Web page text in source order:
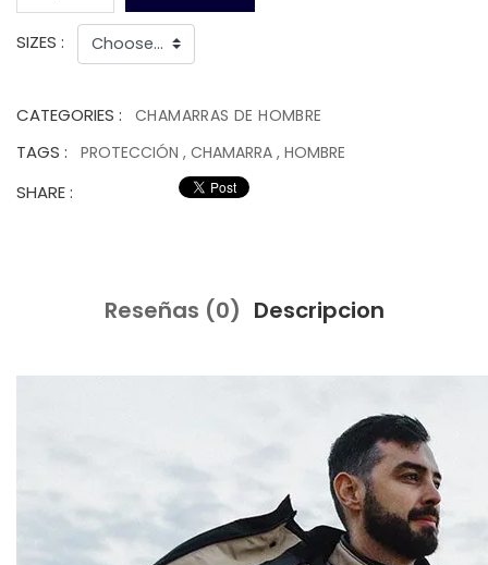
SIZES :
CATEGORIES : CHAMARRAS DE HOMBRE
TAGS : PROTECCIÓN , CHAMARRA , HOMBRE
SHARE :
Reseñas (0) Descripcion